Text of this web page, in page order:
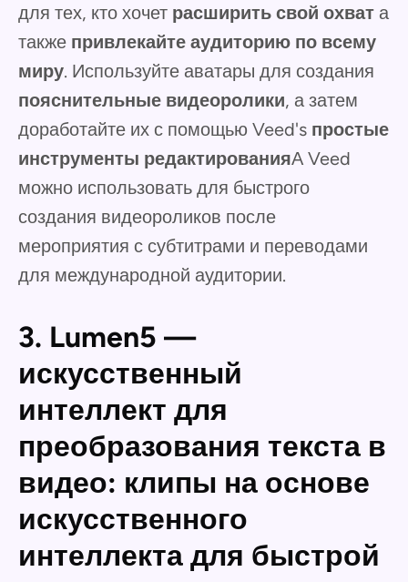
для тех, кто хочет расширить свой охват а
также привлекайте аудиторию по всему
миру. Используйте аватары для создания
пояснительные видеоролики, а затем
доработайте их с помощью Veed's простые
инструменты редактированияА Veed
можно использовать для быстрого
создания видеороликов после
мероприятия с субтитрами и переводами
для международной аудитории.
3. Lumen5 —
искусственный
интеллект для
преобразования текста в
видео: клипы на основе
искусственного
интеллекта для быстрой